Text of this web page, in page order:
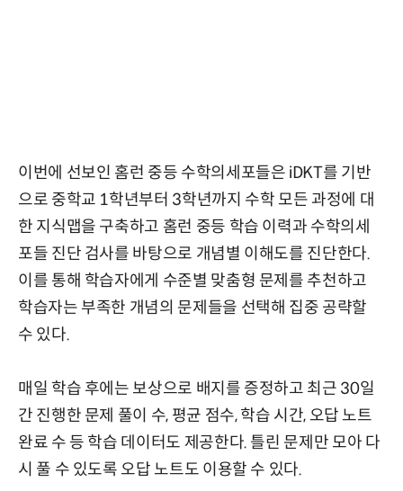
이번에 선보인 홈런 중등 수학의세포들은 iDKT를 기반
으로 중학교 1학년부터 3학년까지 수학 모든 과정에 대
한 지식맵을 구축하고 홈런 중등 학습 이력과 수학의세
포들 진단 검사를 바탕으로 개념별 이해도를 진단한다.
이를 통해 학습자에게 수준별 맞춤형 문제를 추천하고
학습자는 부족한 개념의 문제들을 선택해 집중 공략할
수 있다.
매일 학습 후에는 보상으로 배지를 증정하고 최근 30일
간 진행한 문제 풀이 수, 평균 점수, 학습 시간, 오답 노트
완료 수 등 학습 데이터도 제공한다. 틀린 문제만 모아 다
시 풀 수 있도록 오답 노트도 이용할 수 있다.